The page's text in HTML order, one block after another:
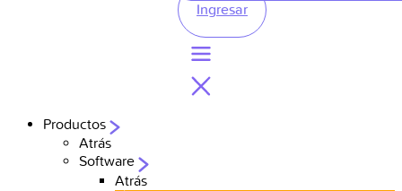
Ingresar
Productos
Atrás
Software
Atrás